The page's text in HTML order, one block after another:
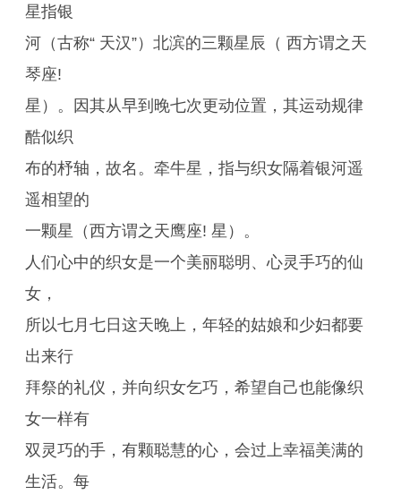
星指银
河（古称“ 天汉”）北滨的三颗星辰（ 西方谓之天
琴座!
星）。因其从早到晚七次更动位置，其运动规律
酷似织
布的杼轴，故名。牵牛星，指与织女隔着银河遥
遥相望的
一颗星（西方谓之天鹰座! 星）。
人们心中的织女是一个美丽聪明、心灵手巧的仙
女，
所以七月七日这天晚上，年轻的姑娘和少妇都要
出来行
拜祭的礼仪，并向织女乞巧，希望自己也能像织
女一样有
双灵巧的手，有颗聪慧的心，会过上幸福美满的
生活。每